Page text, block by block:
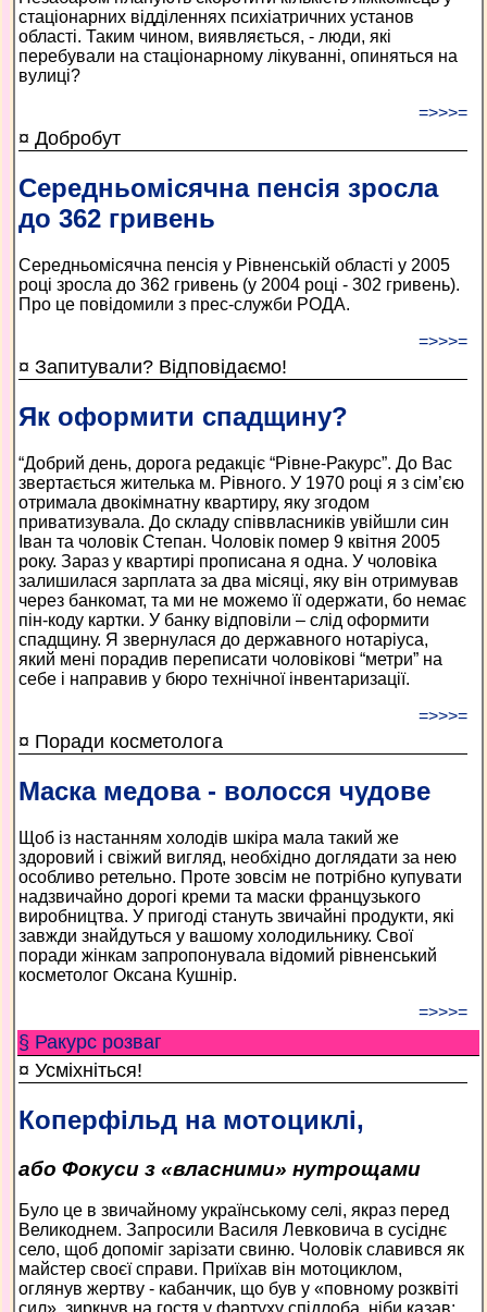
стаціонарних відділеннях психіатричних установ
області. Таким чином, виявляється, - люди, які
перебували на стаціонарному лікуванні, опиняться на
вулиці?
=>>>=
¤ Добробут
Середньомісячна пенсія зросла
до 362 гривень
Середньомісячна пенсія у Рівненській області у 2005
році зросла до 362 гривень (у 2004 році - 302 гривень).
Про це повідомили з прес-служби РОДА.
=>>>=
¤ Запитували? Відповідаємо!
Як оформити спадщину?
“Добрий день, дорога редакціє “Рівне-Ракурс”. До Вас
звертається жителька м. Рівного. У 1970 році я з сім’єю
отримала двокімнатну квартиру, яку згодом
приватизувала. До складу співвласників увійшли син
Іван та чоловік Степан. Чоловік помер 9 квітня 2005
року. Зараз у квартирі прописана я одна. У чоловіка
залишилася зарплата за два місяці, яку він отримував
через банкомат, та ми не можемо її одержати, бо немає
пін-коду картки. У банку відповіли – слід оформити
спадщину. Я звернулася до державного нотаріуса,
який мені порадив переписати чоловікові “метри” на
себе і направив у бюро технічної інвентаризації.
=>>>=
¤ Поради косметолога
Маска медова - волосся чудове
Щоб із настанням холодів шкіра мала такий же
здоровий і свіжий вигляд, необхідно доглядати за нею
особливо ретельно. Проте зовсім не потрібно купувати
надзвичайно дорогі креми та маски французького
виробництва. У пригоді стануть звичайні продукти, які
завжди знайдуться у вашому холодильнику. Свої
поради жінкам запропонувала відомий рівненський
косметолог Оксана Кушнір.
=>>>=
§ Ракурс розваг
¤ Усміхніться!
Коперфільд на мотоциклі,
або Фокуси з «власними» нутрощами
Було це в звичайному українському селі, якраз перед
Великоднем. Запросили Василя Левковича в сусіднє
село, щоб допоміг зарізати свиню. Чоловік славився як
майстер своєї справи. Приїхав він мотоциклом,
оглянув жертву - кабанчик, що був у «повному розквіті